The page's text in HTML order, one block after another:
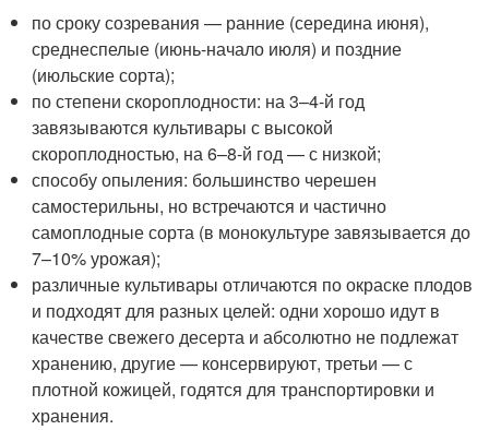
по сроку созревания — ранние (середина июня),
среднеспелые (июнь-начало июля) и поздние
(июльские сорта);
по степени скороплодности: на 3–4-й год
завязываются культивары с высокой
скороплодностью, на 6–8-й год — с низкой;
способу опыления: большинство черешен
самостерильны, но встречаются и частично
самоплодные сорта (в монокультуре завязывается до
7–10% урожая);
различные культивары отличаются по окраске плодов
и подходят для разных целей: одни хорошо идут в
качестве свежего десерта и абсолютно не подлежат
хранению, другие — консервируют, третьи — с
плотной кожицей, годятся для транспортировки и
хранения.